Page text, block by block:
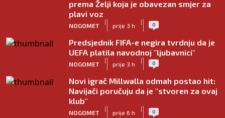
prema Želji koja je obavezan smjer za
plavi voz
NOGOMET
|
prije 3 h
| 0
Predsjednik FIFA-e negira tvrdnju da je
UEFA platila navodnoj "ljubavnici"
NOGOMET
|
prije 3 h
| 0
Novi igrač Millwalla odmah postao hit:
Navijači poručuju da je "stvoren za ovaj
klub"
NOGOMET
|
prije 6 h
| 0